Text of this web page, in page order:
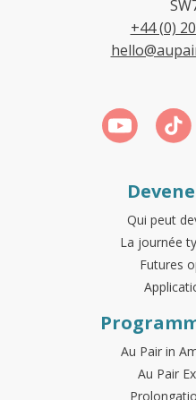
+44 (0)
Qui peut
La journée
Futures
Au Pair in
Au Pair